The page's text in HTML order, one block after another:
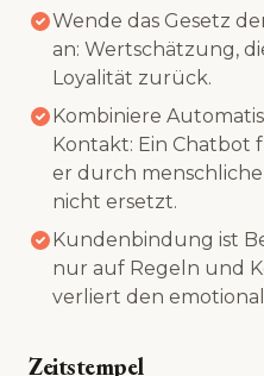
Wende das Gesetz
an: Wertschätzung,
Loyalität zurück.
Kombiniere
Kontakt: Ein Chatbot
er durch
nicht ersetzt.
Kundenbindung ist
nur auf Regeln und
verliert den
Zeitstempel